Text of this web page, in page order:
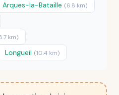
Arques-la-Bataille (6.8 km)
km)
Longueil (10.4 km)